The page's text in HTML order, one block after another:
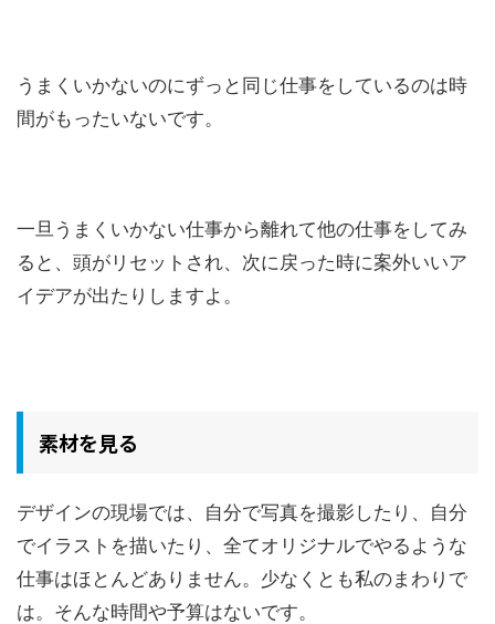
うまくいかないのにずっと同じ仕事をしているのは時
間がもったいないです。
一旦うまくいかない仕事から離れて他の仕事をしてみ
ると、頭がリセットされ、次に戻った時に案外いいア
イデアが出たりしますよ。
素材を見る
デザインの現場では、自分で写真を撮影したり、自分
でイラストを描いたり、全てオリジナルでやるような
仕事はほとんどありません。少なくとも私のまわりで
は。そんな時間や予算はないです。